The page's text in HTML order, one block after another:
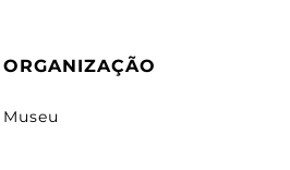
ORGANIZAÇÃO
Museu